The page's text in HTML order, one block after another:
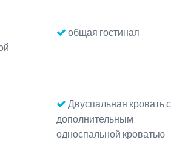
общая гостиная
Двуспальная кровать с
дополнительным
односпальной кроватью